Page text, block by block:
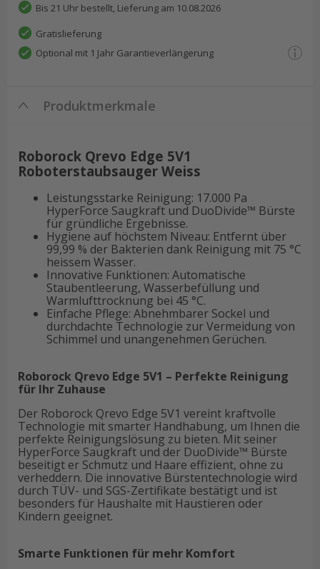
Bis 21 Uhr bestellt, Lieferung am 10.08.2026
Gratislieferung
Optional mit 1 Jahr Garantieverlängerung
Produktmerkmale
Roborock Qrevo Edge 5V1
Roboterstaubsauger Weiss
Leistungsstarke Reinigung: 17.000 Pa
HyperForce Saugkraft und DuoDivide™ Bürste
für gründliche Ergebnisse.
Hygiene auf höchstem Niveau: Entfernt über
99,99 % der Bakterien dank Reinigung mit 75 °C
heissem Wasser.
Innovative Funktionen: Automatische
Staubentleerung, Wasserbefüllung und
Warmlufttrocknung bei 45 °C.
Einfache Pflege: Abnehmbarer Sockel und
durchdachte Technologie zur Vermeidung von
Schimmel und unangenehmen Gerüchen.
Roborock Qrevo Edge 5V1 – Perfekte Reinigung
für Ihr Zuhause
Der Roborock Qrevo Edge 5V1 vereint kraftvolle
Technologie mit smarter Handhabung, um Ihnen die
perfekte Reinigungslösung zu bieten. Mit seiner
HyperForce Saugkraft und der DuoDivide™ Bürste
beseitigt er Schmutz und Haare effizient, ohne zu
verheddern. Die innovative Bürstentechnologie wird
durch TÜV- und SGS-Zertifikate bestätigt und ist
besonders für Haushalte mit Haustieren oder
Kindern geeignet.
Smarte Funktionen für mehr Komfort